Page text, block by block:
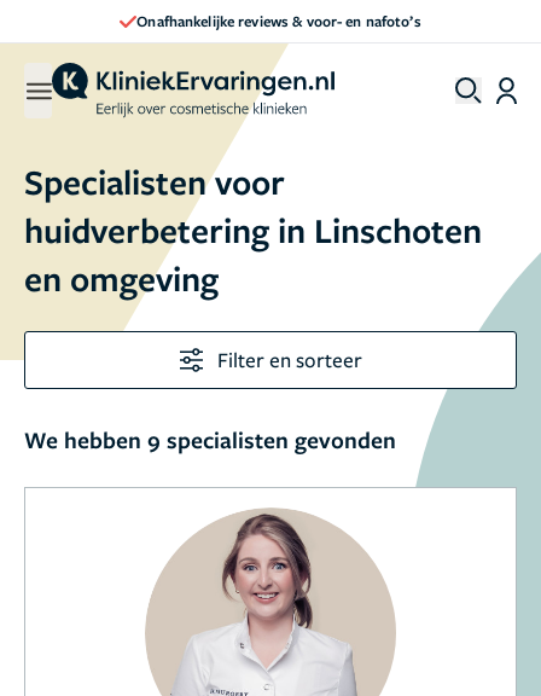
Direct een afspraak maken
Specialisten voor
huidverbetering in Linschoten
en omgeving
Filter en sorteer
We hebben 9 specialisten gevonden